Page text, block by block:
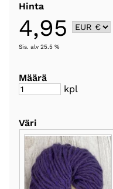
Hinta
4,95
Sis. alv 25.5 %
Määrä
kpl
Väri